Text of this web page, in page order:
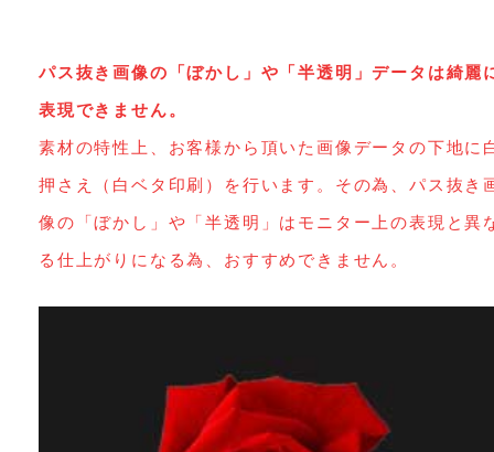
パス抜き画像の「ぼかし」や「半透明」データは綺麗
表現できません。
素材の特性上、お客様から頂いた画像データの下地に
押さえ（白ベタ印刷）を行います。その為、パス抜き
像の「ぼかし」や「半透明」はモニター上の表現と異
る仕上がりになる為、おすすめできません。